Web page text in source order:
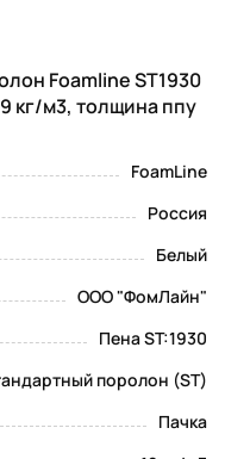
Foamline ST1930
кг/м3, толщина ппу
FoamLine
Россия
Белый
ООО "ФомЛайн"
Пена ST:1930
поролон (ST)
Пачка